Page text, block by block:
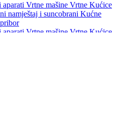
Vrtne mašine Vrtne Kućice
namještaj i suncobrani Kućne
Vrtne mašine Vrtne Kućice